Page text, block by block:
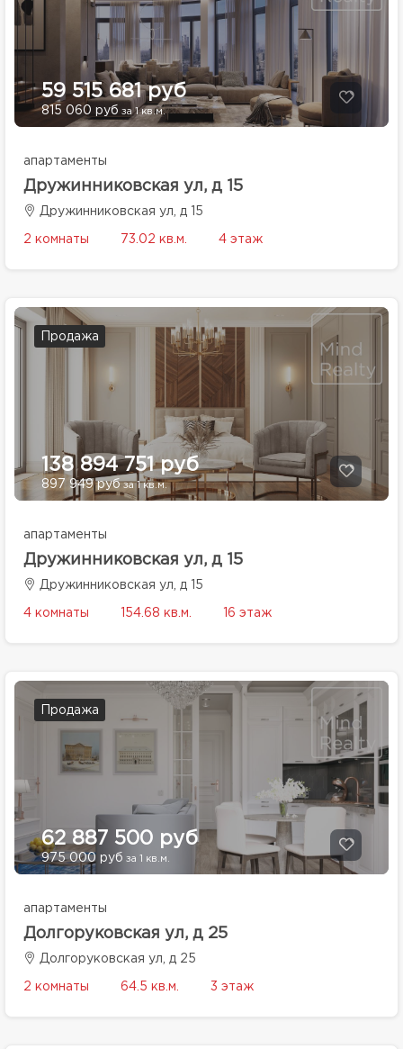
59 515 681 руб
815 060 руб за 1 кв.м.
апартаменты
Дружинниковская ул, д 15
Дружинниковская ул, д 15
2 комнаты 73.02 кв.м. 4 этаж
Продажа
138 894 751 руб
897 949 рубза 1 кв.м.
апартаменты
Дружинниковская ул, д 15
Дружинниковская ул, д 15
4 комнаты 154.68 кв.м. 16 этаж
Продажа
62 887 500 руб
975 000 руб за 1 кв.м.
апартаменты
Долгоруковская ул, д 25
Долгоруковская ул, д 25
2 комнаты 64.5 кв.м. 3 этаж